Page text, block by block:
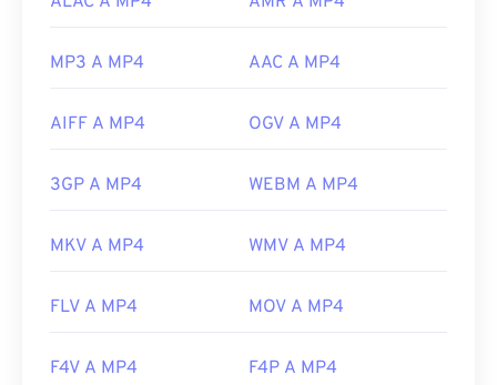
MP3 A MP4 AAC A MP4
AIFF A MP4 OGV A MP4
3GP A MP4 WEBM A MP4
MKV A MP4 WMV A MP4
FLV A MP4 MOV A MP4
F4V A MP4 F4P A MP4